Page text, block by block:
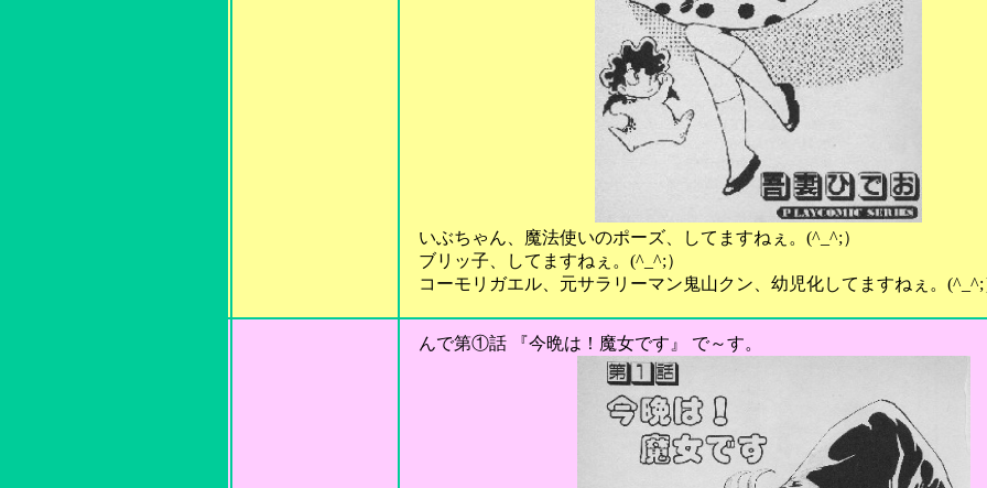
いぶちゃん、魔法使いのポーズ、してますねぇ。(^_^;）
ブリッ子、してますねぇ。(^_^;）
コーモリガエル、元サラリーマン鬼山クン、幼児化してますねぇ。(^_^;
んで第①話 『今晩は！魔女です』 で～す。